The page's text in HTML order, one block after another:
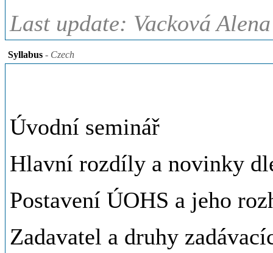
Last update: Vacková
Syllabus - Czech
Úvodní seminář
Hlavní rozdíly a novinky
Postavení ÚOHS a jeho
Zadavatel a druhy